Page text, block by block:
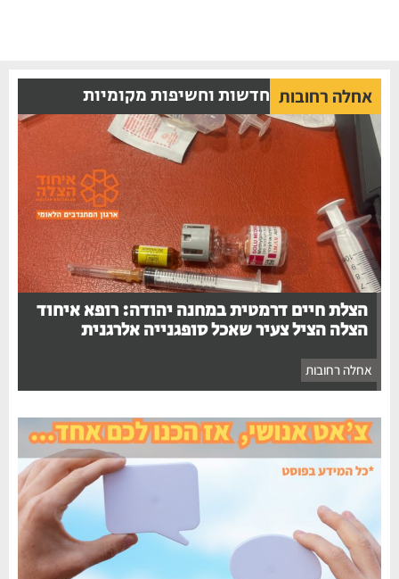
אחלה רחובות חדשות וחשיפות מקומיות
הצלת חיים דרמטית במחנה יהודה: רופא איחוד
הצלה הציל צעיר שאכל סופגנייה אלרגנית
אחלה רחובות